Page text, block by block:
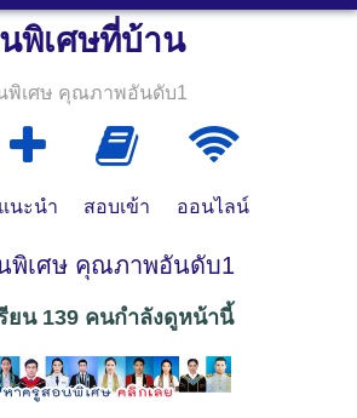
นพิเศษที่บ้าน
พิเศษ คุณภาพอันดับ1
แนะนำ สอบเข้า ออนไลน์
พิเศษ คุณภาพอันดับ1
ยน 139 คนกำลังดูหน้านี้